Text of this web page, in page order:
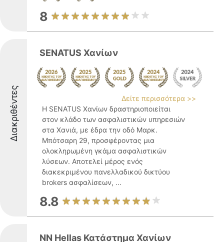
8
Διακριθέντες
SENATUS Χανίων
Δείτε περισσότερα >>
Η SENATUS Χανίων δραστηριοποιείται
στον κλάδο των ασφαλιστικών υπηρεσιών
στα Χανιά, με έδρα την οδό Μαρκ.
Μπότσαρη 29, προσφέροντας μια
ολοκληρωμένη γκάμα ασφαλιστικών
λύσεων. Αποτελεί μέρος ενός
διακεκριμένου πανελλαδικού δικτύου
brokers ασφαλίσεων, ...
8.8
NN Hellas Κατάστημα Χανίων